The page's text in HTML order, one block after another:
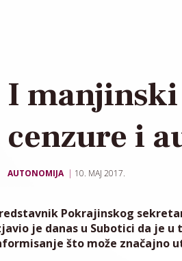
I
cenzure i
AUTONOMIJA 10. MAJ 2017.
Pokrajinskog
je danas u Subotici da je
što može značajno